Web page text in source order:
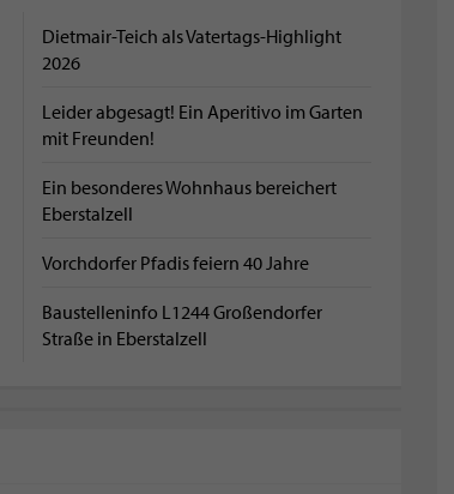
Dietmair-Teich als Vatertags-Highlight
2026
Leider abgesagt! Ein Aperitivo im Garten
mit Freunden!
Ein besonderes Wohnhaus bereichert
Eberstalzell
Vorchdorfer Pfadis feiern 40 Jahre
Baustelleninfo L1244 Großendorfer
Straße in Eberstalzell